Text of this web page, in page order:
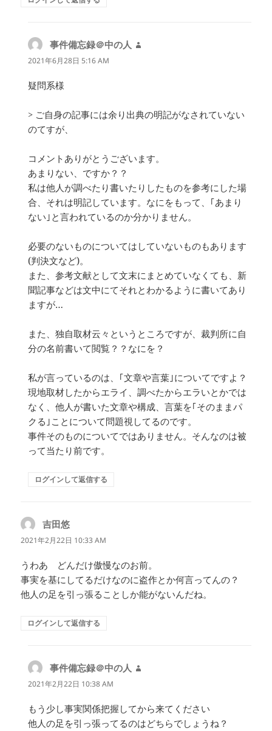
事件備忘録＠中の人
2021年6月28日 5:16 AM
疑問系様
> ご自身の記事には余り出典の明記がなされていない
のてすが、
コメントありがとうございます。
あまりない、ですか？？
私は他人が調べたり書いたりしたものを参考にした場
合、それは明記しています。なにをもって、｢あまり
ない｣と言われているのか分かりません。
必要のないものについてはしていないものもあります
(判決文など)。
また、参考文献として文末にまとめていなくても、新
聞記事などは文中にてそれとわかるように書いてあり
ますが…
また、独自取材云々というところですが、裁判所に自
分の名前書いて閲覧？？なにを？
私が言っているのは、｢文章や言葉｣についてですよ？
現地取材したからエライ、調べたからエラいとかでは
なく、他人が書いた文章や構成、言葉を｢そのままパ
クる｣ことについて問題視してるのです。
事件そのものについてではありません。そんなのは被
って当たり前です。
ログインして返信する
吉田悠
り:
2021年2月22日 10:33 AM
うわあ どんだけ傲慢なのお前。
事実を基にしてるだけなのに盗作とか何言ってんの？
他人の足を引っ張ることしか能がないんだね。
ログインして返信する
事件備忘録＠中の人
2021年2月22日 10:38 AM
もう少し事実関係把握してから来てください
他人の足を引っ張ってるのはどちらでしょうね？